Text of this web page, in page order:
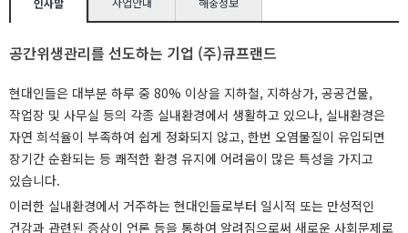
인사말
공간위생관리를 선도하는 기업 (주)큐프랜드
현대인들은 대부분 하루 중 80% 이상을 지하철, 지하상가, 공공건물,
작업장 및 사무실 등의 각종 실내환경에서 생활하고 있으나, 실내환경은
자연 희석율이 부족하여 쉽게 정화되지 않고, 한번 오염물질이 유입되면
장기간 순환되는 등 쾌적한 환경 유지에 어려움이 많은 특성을 가지고
있습니다.
이러한 실내환경에서 거주하는 현대인들로부터 일시적 또는 만성적인
건강과 관련된 증상이 언론 등을 통하여 알려짐으로써 새로운 사회문제로